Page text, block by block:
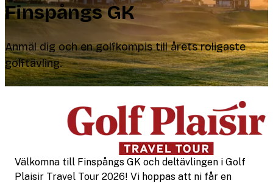
Finspångs GK
Anmäl dig och en golfkompis till årets roligaste
golftävling.
Välkomna till Finspångs GK och deltävlingen i Golf
Plaisir Travel Tour 2026! Vi hoppas att ni får en